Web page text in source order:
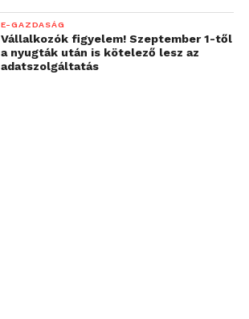
E-GAZDASÁG
Vállalkozók figyelem! Szeptember 1-től
a nyugták után is kötelező lesz az
adatszolgáltatás